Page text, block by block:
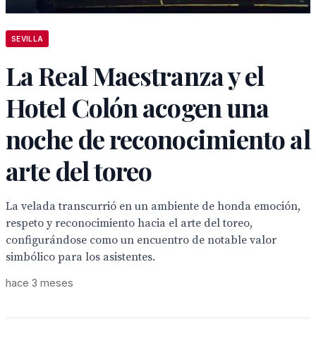
SEVILLA
La Real Maestranza y el
Hotel Colón acogen una
noche de reconocimiento al
arte del toreo
La velada transcurrió en un ambiente de honda emoción,
respeto y reconocimiento hacia el arte del toreo,
configurándose como un encuentro de notable valor
simbólico para los asistentes.
hace 3 meses